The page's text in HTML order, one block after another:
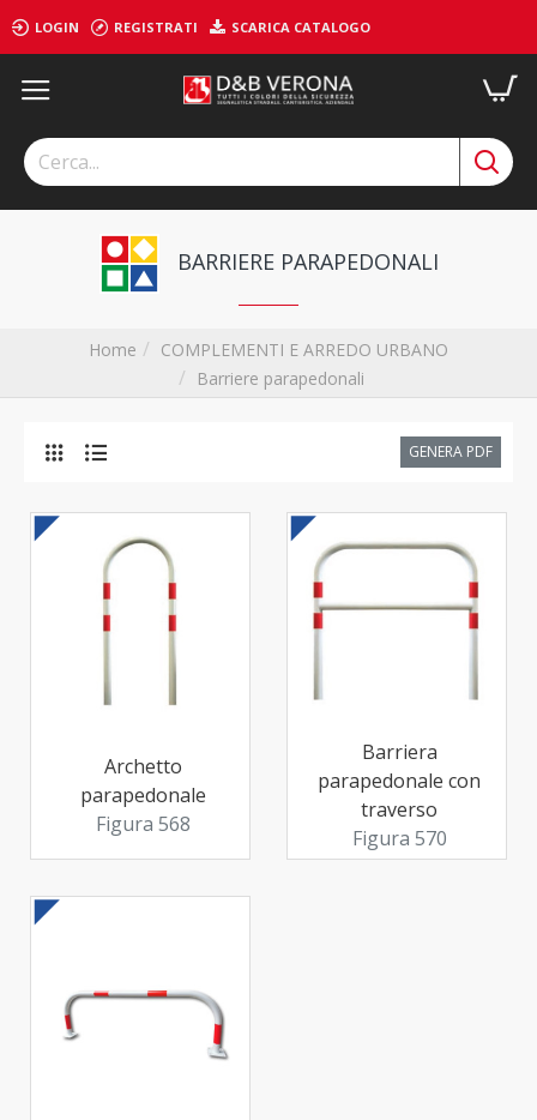
LOGIN REGISTRATI SCARICA CATALOGO
Home
COMPLEMENTI E ARREDO URBANO
Barriere parapedonali
BARRIERE PARAPEDONALI
GENERA PDF
Archetto
parapedonale
Figura 568
Barriera
parapedonale con
traverso
Figura 570